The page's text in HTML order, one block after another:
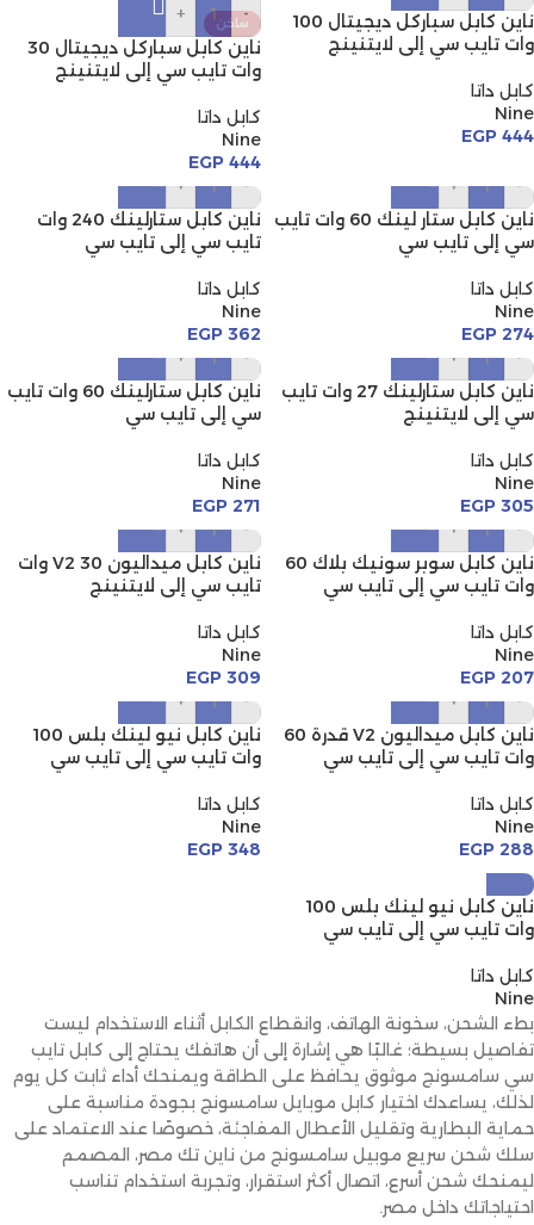
ناين كابل سباركل ديجيتال 100
وات تايب سي إلى لايتنينج
كابل داتا
Nine
EGP 444
ساخن-
+
ناين كابل سباركل ديجيتال 30
وات تايب سي إلى لايتنينج
كابل داتا
Nine
EGP 444
-
+
ناين كابل ستار لينك 60 وات تايب
سي إلى تايب سي
كابل داتا
Nine
EGP 274
-
+
ناين كابل ستارلينك 240 وات
تايب سي إلى تايب سي
كابل داتا
Nine
EGP 362
-
+
ناين كابل ستارلينك 27 وات تايب
سي إلى لايتنينج
كابل داتا
Nine
EGP 305
-
+
ناين كابل ستارلينك 60 وات تايب
سي إلى تايب سي
كابل داتا
Nine
EGP 271
-
+
ناين كابل سوبر سونيك بلاك 60
وات تايب سي إلى تايب سي
كابل داتا
Nine
EGP 207
-
+
ناين كابل ميداليون V2 30 وات
تايب سي إلى لايتنينج
كابل داتا
Nine
EGP 309
-
+
ناين كابل ميداليون V2 قدرة 60
وات تايب سي إلى تايب سي
كابل داتا
Nine
EGP 288
-
+
ناين كابل نيو لينك بلس 100
وات تايب سي إلى تايب سي
كابل داتا
Nine
EGP 348
ناين كابل نيو لينك بلس 100
وات تايب سي إلى تايب سي
كابل داتا
Nine
بطء الشحن، سخونة الهاتف، وانقطاع الكابل أثناء الاستخدام ليست
تفاصيل بسيطة؛ غالبًا هي إشارة إلى أن هاتفك يحتاج إلى كابل تايب
سي سامسونج موثوق يحافظ على الطاقة ويمنحك أداء ثابت كل يوم
لذلك، يساعدك اختيار كابل موبايل سامسونج بجودة مناسبة على
حماية البطارية وتقليل الأعطال المفاجئة، خصوصًا عند الاعتماد على
سلك شحن سريع موبيل سامسونج من ناين تك مصر، المصمم
ليمنحك شحن أسرع، اتصال أكثر استقرار، وتجربة استخدام تناسب
احتياجاتك داخل مصر.